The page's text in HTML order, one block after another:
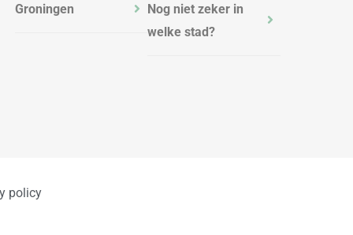
Groningen
Nog niet zeker in
welke stad?
policy